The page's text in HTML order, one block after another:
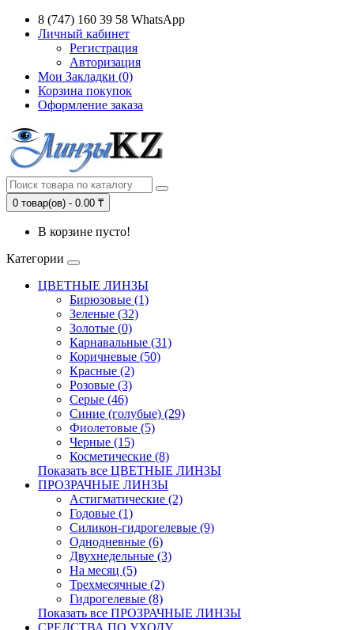
8 (747) 160 39 58 WhatsApp
Личный кабинет
Регистрация
Авторизация
Мои Закладки (0)
Корзина покупок
Оформление заказа
0 товар(ов) - 0.00 ₸
В корзине пусто!
Категории
ЦВЕТНЫЕ ЛИНЗЫ
Бирюзовые (1)
Зеленые (32)
Золотые (0)
Карнавальные (31)
Коричневые (50)
Красные (2)
Розовые (3)
Серые (46)
Синие (голубые) (29)
Фиолетовые (5)
Черные (15)
Косметические (8)
Показать все ЦВЕТНЫЕ ЛИНЗЫ
ПРОЗРАЧНЫЕ ЛИНЗЫ
Астигматические (2)
Годовые (1)
Силикон-гидрогелевые (9)
Однодневные (6)
Двухнедельные (3)
На месяц (5)
Трехмесячные (2)
Гидрогелевые (8)
Показать все ПРОЗРАЧНЫЕ ЛИНЗЫ
СРЕДСТВА ПО УХОДУ